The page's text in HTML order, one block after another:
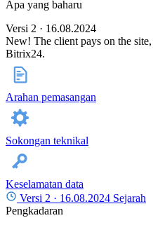
Apa yang baharu
Versi 2 · 16.08.2024
New! The client pays on the
Bitrix24.
Arahan pemasangan
Sokongan teknikal
Keselamatan data
Versi 2 · 16.08.2024 Sejarah
Pengkadaran